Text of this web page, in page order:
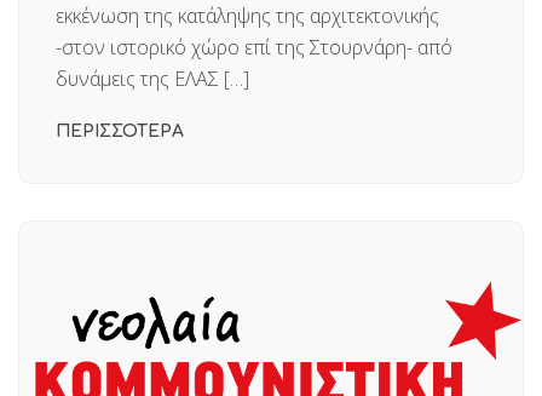
εκκένωση της κατάληψης της αρχιτεκτονικής
-στον ιστορικό χώρο επί της Στουρνάρη- από
δυνάμεις της ΕΛΑΣ […]
ΠΕΡΙΣΣΟΤΕΡΑ